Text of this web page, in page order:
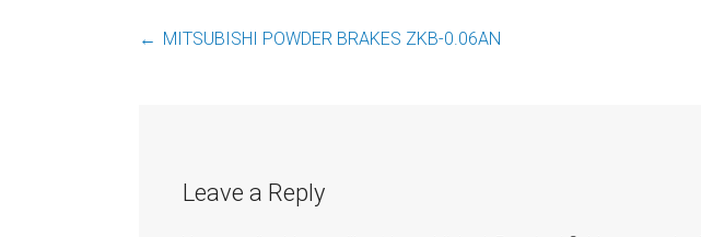
Post
← MITSUBISHI POWDER BRAKES ZKB-0.06AN
Leave a Reply